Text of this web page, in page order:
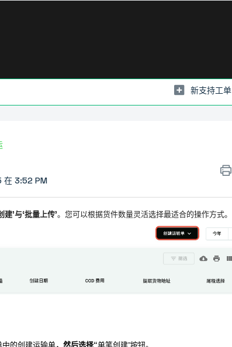
新支持工单
在 3:52 PM
建’与‘批量上传’。您可以根据货件数量灵活选择最适合的操作方式。
的创建运输单，然后选择“单笔创建”按钮。